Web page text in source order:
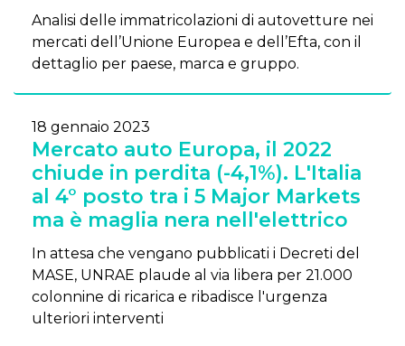
Analisi delle immatricolazioni di autovetture nei
mercati dell’Unione Europea e dell’Efta, con il
dettaglio per paese, marca e gruppo.
18 gennaio 2023
Mercato auto Europa, il 2022
chiude in perdita (-4,1%). L'Italia
al 4° posto tra i 5 Major Markets
ma è maglia nera nell'elettrico
In attesa che vengano pubblicati i Decreti del
MASE, UNRAE plaude al via libera per 21.000
colonnine di ricarica e ribadisce l'urgenza
ulteriori interventi